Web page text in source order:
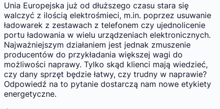
Unia Europejska już od dłuższego czasu stara się
walczyć z ilością elektrośmieci, m.in. poprzez usuwanie
ładowarek z zestawach z telefonem czy ujednolicenie
portu ładowania w wielu urządzeniach elektronicznych.
Najważniejszym działaniem jest jednak zmuszenie
producentów do przykładania większej wagi do
możliwości naprawy. Tylko skąd klienci mają wiedzieć,
czy dany sprzęt będzie łatwy, czy trudny w naprawie?
Odpowiedź na to pytanie dostarczą nam nowe etykiety
energetyczne.